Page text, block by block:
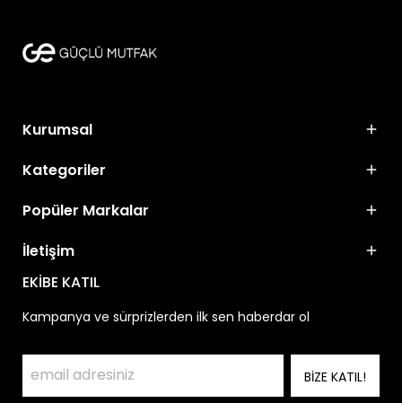
Kurumsal
Kategoriler
Popüler Markalar
İletişim
EKİBE KATIL
Kampanya ve sürprizlerden ilk sen haberdar ol
BİZE KATIL!